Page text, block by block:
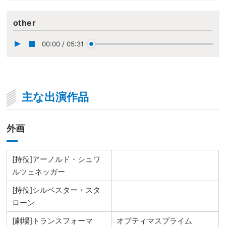
other
00:00 / 05:31
主な出演作品
外画
[持役]アーノルド・シュワ
ルツェネッガー
[持役]シルベスター・スタ
ローン
[劇場]トランスフォーマ
オプティマスプライム